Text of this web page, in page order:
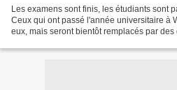
Les examens sont finis, les étudiants sont
Ceux qui ont passé l'année universitaire à
eux, mais seront bientôt remplacés par